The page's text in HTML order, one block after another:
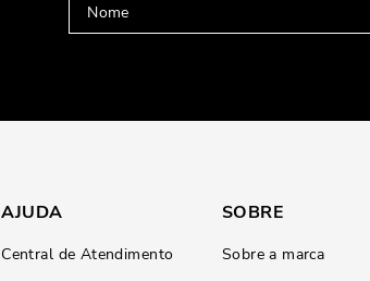
AJUDA
Central de Atendimento
SOBRE
Sobre a marca